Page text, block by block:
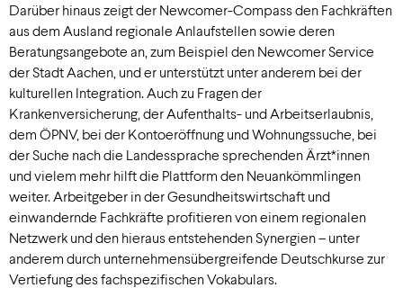
Darüber hinaus zeigt der Newcomer-Compass den Fachkräften
aus dem Ausland regionale Anlaufstellen sowie deren
Beratungsangebote an, zum Beispiel den Newcomer Service
der Stadt Aachen, und er unterstützt unter anderem bei der
kulturellen Integration. Auch zu Fragen der
Krankenversicherung, der Aufenthalts- und Arbeitserlaubnis,
dem ÖPNV, bei der Kontoeröffnung und Wohnungssuche, bei
der Suche nach die Landessprache sprechenden Ärzt*innen
und vielem mehr hilft die Plattform den Neuankömmlingen
weiter. Arbeitgeber in der Gesundheitswirtschaft und
einwandernde Fachkräfte profitieren von einem regionalen
Netzwerk und den hieraus entstehenden Synergien – unter
anderem durch unternehmensübergreifende Deutschkurse zur
Vertiefung des fachspezifischen Vokabulars.